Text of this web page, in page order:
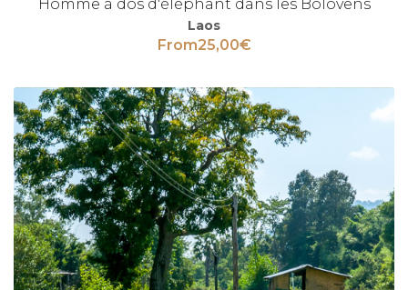
Homme à dos d'éléphant dans les Bolovens
Laos
From25,00€